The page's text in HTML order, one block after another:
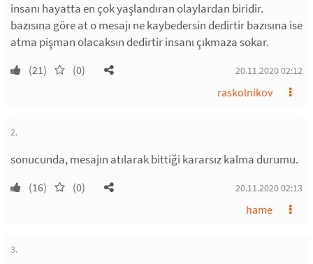
insanı hayatta en çok yaşlandıran olaylardan biridir.
bazısına göre at o mesajı ne kaybedersin dedirtir bazısına ise
atma pişman olacaksın dedirtir insanı çıkmaza sokar.
(21) (0) 20.11.2020 02:12
raskolnikov
2.
sonucunda, mesajın atılarak bittiği kararsız kalma durumu.
(16) (0) 20.11.2020 02:13
hame
3.